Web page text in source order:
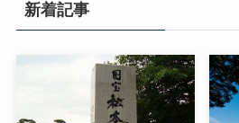
新着記事